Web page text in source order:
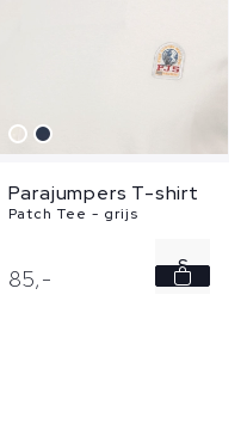
Parajumpers T-shirt
Patch Tee - grijs
85,- S